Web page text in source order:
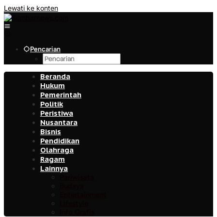
Lewati ke konten
Pencarian
Beranda
Hukum
Pemerintah
Politik
Peristiwa
Nusantara
Bisnis
Pendidikan
Olahraga
Ragam
Lainnya